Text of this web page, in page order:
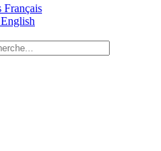
Français
English